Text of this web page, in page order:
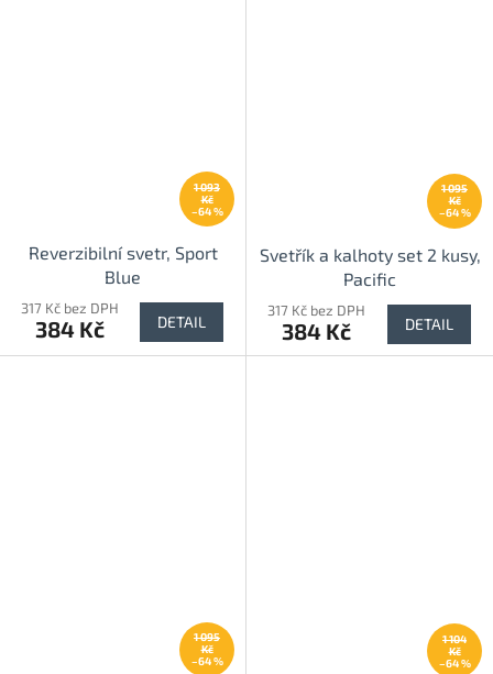
1 093
Kč
–64 %
Reverzibilní svetr, Sport
Blue
317 Kč bez DPH
384 Kč DETAIL
1 095
Kč
–64 %
Svetřík a kalhoty set 2 kusy,
Pacific
317 Kč bez DPH
384 Kč DETAIL
1 095
Kč
–64 %
1 104
Kč
–64 %